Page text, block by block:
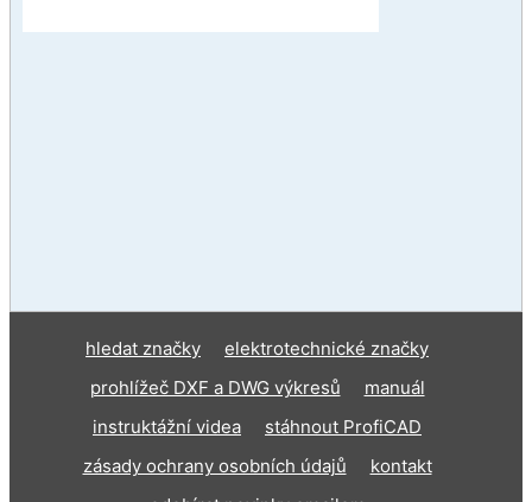
hledat značky
elektrotechnické značky
prohlížeč DXF a DWG výkresů
manuál
instruktážní videa
stáhnout ProfiCAD
zásady ochrany osobních údajů
kontakt